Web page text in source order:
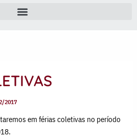
2017
em férias coletivas no período